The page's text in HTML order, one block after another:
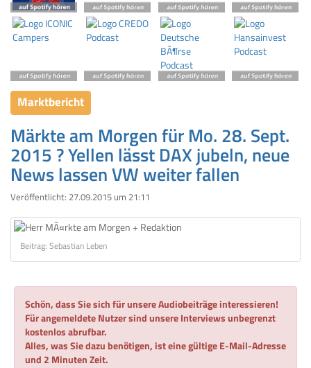
Marktbericht
Märkte am Morgen für Mo. 28. Sept.
2015 ? Yellen lässt DAX jubeln, neue
News lassen VW weiter fallen
Veröffentlicht: 27.09.2015 um 21:11
Beitrag: Sebastian Leben
Schön, dass Sie sich für unsere Audiobeiträge interessieren!
Für angemeldete Nutzer sind unsere Interviews unbegrenzt
kostenlos abrufbar.
Alles, was Sie dazu benötigen, ist eine gültige E-Mail-Adresse
und 2 Minuten Zeit.